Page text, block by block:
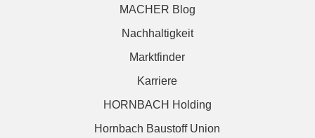
MACHER Blog
Nachhaltigkeit
Marktfinder
Karriere
HORNBACH Holding
Hornbach Baustoff Union